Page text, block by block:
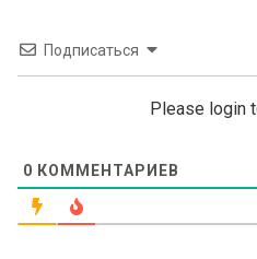
Подписаться
Please login
0 КОММЕНТАРИЕВ